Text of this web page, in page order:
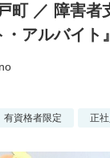
町 ／ 障害
・アルバイト
有資格者限定 正